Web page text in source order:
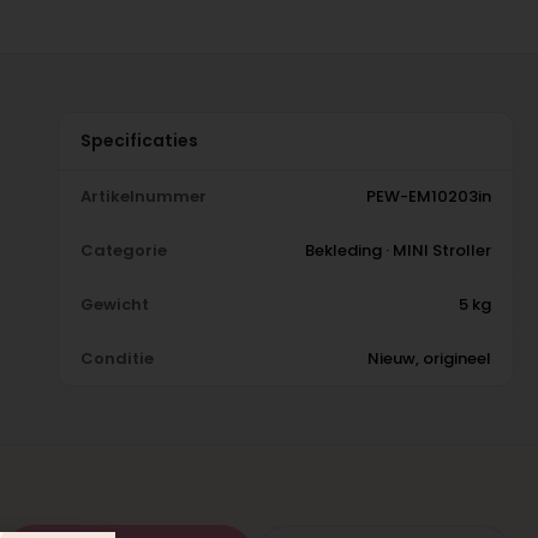
Specificaties
Artikelnummer PEW-EM10203in
Categorie Bekleding · MINI Stroller
Gewicht 5 kg
Conditie Nieuw, origineel